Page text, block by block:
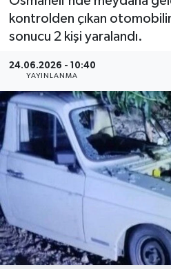
kontrolden çıkan
sonucu 2 kişi yaralandı.
24.06.2026 - 10:40
YAYINLANMA
Son Dakika Haberleri
Haber Arşivi